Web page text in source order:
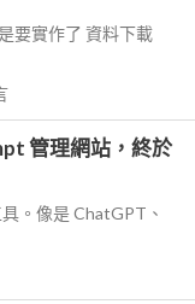
要實作了 資料下載
管理網站，終於
。像是 ChatGPT、